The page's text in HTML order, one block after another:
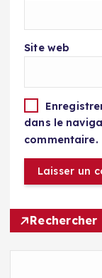
Site web
dans le
commentaire.
Rechercher